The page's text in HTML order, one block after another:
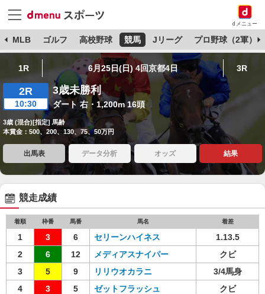
dメニュー
MLB ゴルフ 高校野球 競馬 Jリーグ プロ野球（2軍）
1R 6月25日(日) 4回京都4日 3R
2R
10:30
3歳未勝利
ダート 右・1,200m 16頭
3歳 (混合)[指定] 馬齢
本賞金：500、200、130、75、50万円
出馬表 データ分析 オッズ 結果
競走成績
着順 枠番 馬番 馬名 着差
1 3 6 セリーンハイネス
1.13.5
2
6 12 メディアスナイパー
クビ
3
5 9 リリウオカラニ
3/4馬身
4
3 5 ゼットフラッシュ
クビ